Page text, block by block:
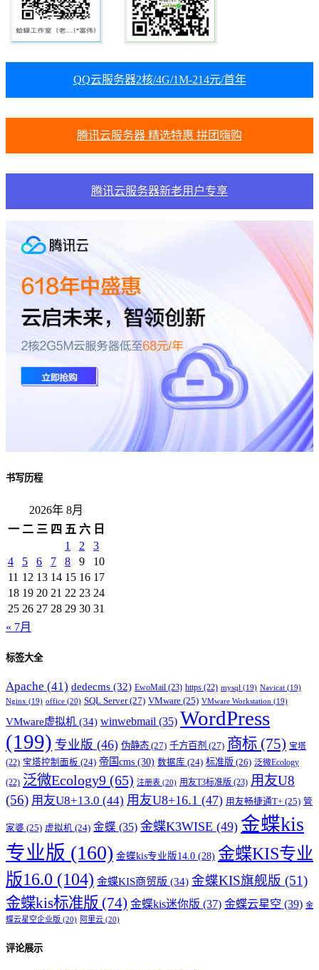
QQ云服务器2核/4G/1M-214元/首年
腾讯云服务器 精选特惠 拼团嗨购
腾讯云服务器新老用户专享
书写历程
2026年 8月
一 二 三 四 五 六 日
1
2
3
4
5 6 7 8 9
10
11 12 13 14 15 16 17
18 19 20 21 22 23 24
25 26 27 28 29 30 31
« 7月
标签大全
Apache (41) dedecms (32) EwoMail (23) https (22) mysql (19) Navicat (19)
Nginx (19) office (20) SQL Server(27) VMware (25) VMware Workstation (19)
VMware虚拟机 (34) winwebmail (35) WordPress
(199) 专业版 (46) 伪静态 (27) 千方百剂 (27) 商标 (75) 宝塔
(22) 宝塔控制面板 (24) 帝国cms (30) 数据库 (24) 标准版 (26) 泛微Ecology
(22) 泛微Ecology9 (65) 注册表 (20) 用友T3标准版 (23) 用友U8
(56) 用友U8+13.0 (44) 用友U8+16.1 (47) 用友畅捷通T+ (25) 管
家婆 (25) 虚拟机 (24) 金蝶 (35) 金蝶K3WISE (49) 金蝶kis
专业版 (160) 金蝶kis专业版14.0 (28) 金蝶KIS专业
版16.0 (104) 金蝶KIS商贸版 (34) 金蝶KIS旗舰版 (51)
金蝶kis标准版 (74) 金蝶kis迷你版 (37) 金蝶云星空 (39) 金
蝶云星空企业版 (20) 阿里云 (20)
评论展示